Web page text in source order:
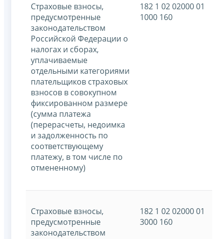
Страховые взносы,
предусмотренные
законодательством
Российской Федерации о
налогах и сборах,
уплачиваемые
отдельными категориями
плательщиков страховых
взносов в совокупном
фиксированном размере
(сумма платежа
(перерасчеты, недоимка
и задолженность по
соответствующему
платежу, в том числе по
отмененному)
182 1 02 02000 01
1000 160
Страховые взносы,
предусмотренные
законодательством
182 1 02 02000 01
3000 160